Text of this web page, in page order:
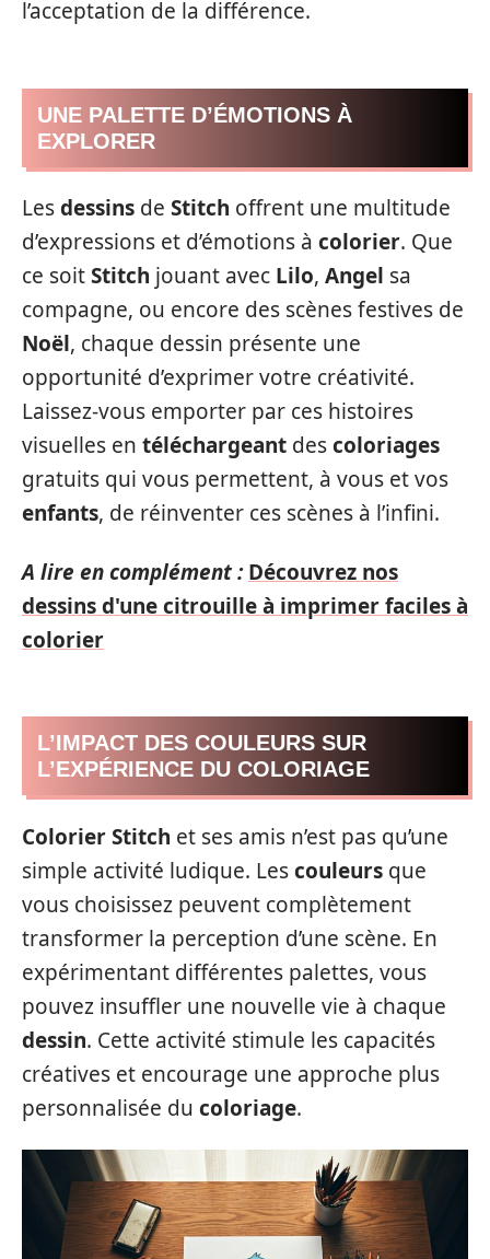
l’acceptation de la différence.
UNE PALETTE D’ÉMOTIONS À
EXPLORER
Lesdessins de Stitch offrent une multitude
d’expressions et d’émotions à colorier. Que
ce soitStitch jouant avec Lilo, Angel sa
compagne, ou encore des scènes festives de
Noël, chaque dessin présente une
opportunité d’exprimer votre créativité.
Laissez-vous emporter par ces histoires
visuelles en téléchargeant descoloriages
gratuits qui vous permettent, à vous et vos
enfants, de réinventer ces scènes à l’infini.
A lire en complément : Découvrez nos
dessins d'une citrouille à imprimer faciles à
colorier
L’IMPACT DES COULEURS SUR
L’EXPÉRIENCE DU COLORIAGE
ColorierStitch et ses amis n’est pas qu’une
simple activité ludique. Lescouleurs que
vous choisissez peuvent complètement
transformer la perception d’une scène. En
expérimentant différentes palettes, vous
pouvez insuffler une nouvelle vie à chaque
dessin. Cette activité stimule les capacités
créatives et encourage une approche plus
personnalisée du coloriage.